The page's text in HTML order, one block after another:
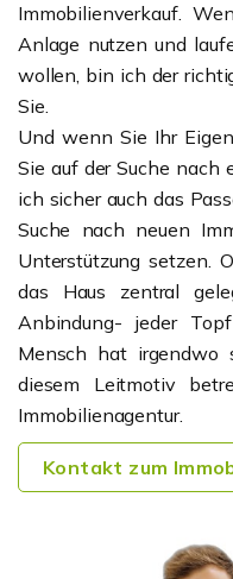
Immobilienverkauf.
Anlage nutzen und
wollen, bin ich der
Sie.
Und wenn Sie Ihr
Sie auf der Suche nach
ich sicher auch das
Suche nach neuen
Unterstützung setzen.
das Haus zentral
Anbindung- jeder
Mensch hat irgendwo
diesem Leitmotiv
Immobilienagentur.
Kontakt zum